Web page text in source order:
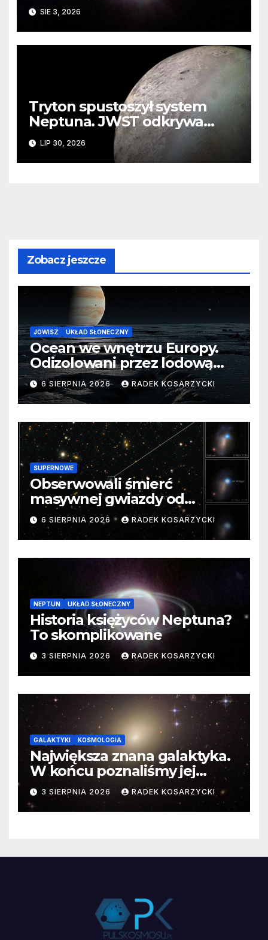
SIE 3, 2026
Tryton spustoszył system
Neptuna. JWST odkrywa
ślady kosmicznej katastrofy i
zaginionego lodu
LIP 30, 2026
Zobacz jeszcze
JOWISZ UKŁAD SŁONECZNY
Ocean we wnętrzu Europy.
Odizolowani przez lodową
barierę
6 SIERPNIA 2026 RADEK KOSARZYCKI
SUPERNOWE
Obserwowali śmierć
masywnej gwiazdy od
samego początku. Niezwykle
cenne dane
6 SIERPNIA 2026 RADEK KOSARZYCKI
NEPTUN UKŁAD SŁONECZNY
Historia księżyców Neptuna?
To skomplikowane
3 SIERPNIA 2026 RADEK KOSARZYCKI
GALAKTYKI KOSMOLOGIA
Największa znana galaktyka.
W końcu poznaliśmy jej
faktyczne wymiary
3 SIERPNIA 2026 RADEK KOSARZYCKI